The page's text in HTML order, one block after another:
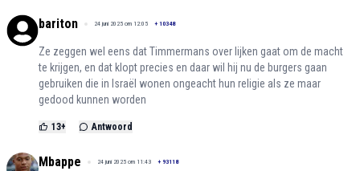
bariton 24 juni 2025 om 12:05 + 10348
Ze zeggen wel eens dat Timmermans over lijken gaat om de macht
te krijgen, en dat klopt precies en daar wil hij nu de burgers gaan
gebruiken die in Israël wonen ongeacht hun religie als ze maar
gedood kunnen worden
13+ Antwoord
Mbappe 24 juni 2025 om 11:43 + 93118